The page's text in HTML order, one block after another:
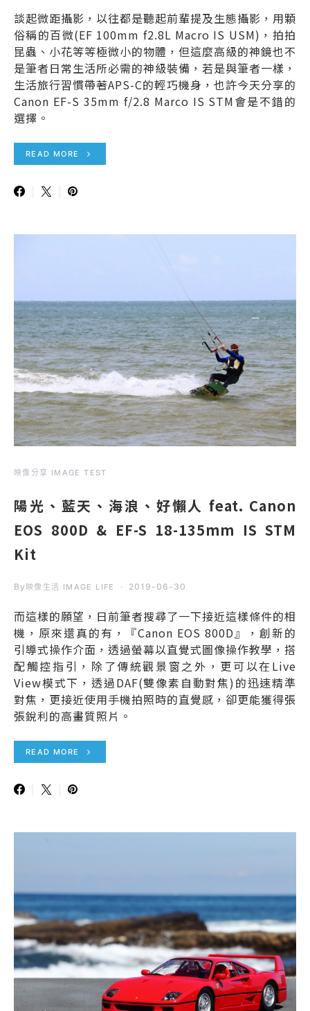
談起微距攝影，以往都是聽起前輩提及生態攝影，用顆
俗稱的百微(EF 100mm f2.8L Macro IS USM)，拍拍
昆蟲、小花等等極微小的物體，但這麼高級的神鏡也不
是筆者日常生活所必需的神級裝備，若是與筆者一樣，
生活旅行習慣帶著APS-C的輕巧機身，也許今天分享的
Canon EF-S 35mm f/2.8 Marco IS STM會是不錯的
選擇。
READ MORE
映像分享 IMAGE TEST
陽光、藍天、海浪、好懶人 feat. Canon
EOS 800D & EF-S 18-135mm IS STM
Kit
By 映像生活 IMAGE LIFE 2019-06-30
而這樣的願望，日前筆者搜尋了一下接近這樣條件的相
機，原來還真的有，『Canon EOS 800D』，創新的
引導式操作介面，透過螢幕以直覺式圖像操作教學，搭
配觸控指引，除了傳統觀景窗之外，更可以在Live
View模式下，透過DAF(雙像素自動對焦)的迅速精準
對焦，更接近使用手機拍照時的直覺感，卻更能獲得張
張銳利的高畫質照片。
READ MORE